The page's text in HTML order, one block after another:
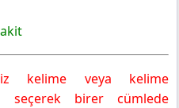
kelime veya kelime
seçerek birer cümlede